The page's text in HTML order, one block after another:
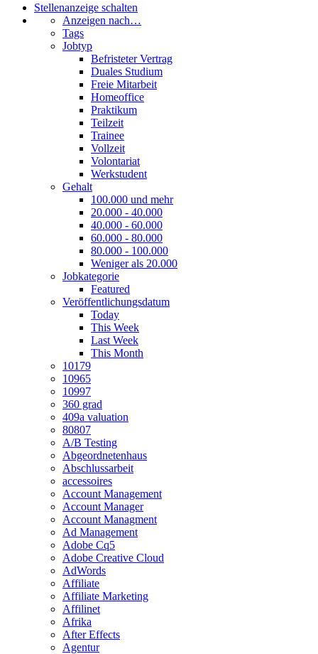
Stellenanzeige schalten
Anzeigen nach…
Tags
Jobtyp
Befristeter Vertrag
Duales Studium
Freie Mitarbeit
Homeoffice
Praktikum
Teilzeit
Trainee
Vollzeit
Volontariat
Werkstudent
Gehalt
100.000 und mehr
20.000 - 40.000
40.000 - 60.000
60.000 - 80.000
80.000 - 100.000
Weniger als 20.000
Jobkategorie
Featured
Veröffentlichungsdatum
Today
This Week
Last Week
This Month
10179
10965
10997
360 grad
409a valuation
80807
A/B Testing
Abgeordnetenhaus
Abschlussarbeit
accessoires
Account Management
Account Manager
Account Managment
Ad Management
Adobe Cq5
Adobe Creative Cloud
AdWords
Affiliate
Affiliate Marketing
Affilinet
Afrika
After Effects
Agentur